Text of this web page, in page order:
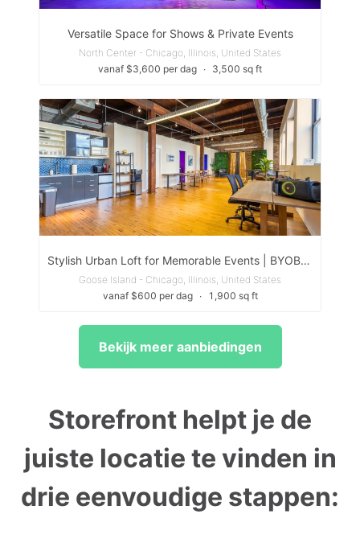
Versatile Space for Shows & Private Events
North Center - Chicago, Illinois, United States
vanaf $3,600 per dag ∙ 3,500 sq ft
Stylish Urban Loft for Memorable Events | BYOB, Birthdays & More
Goose Island - Chicago, Illinois, United States
vanaf $600 per dag
∙ 1,900 sq ft
Bekijk meer aanbiedingen
Storefront helpt je de
juiste locatie te vinden in
drie eenvoudige stappen: